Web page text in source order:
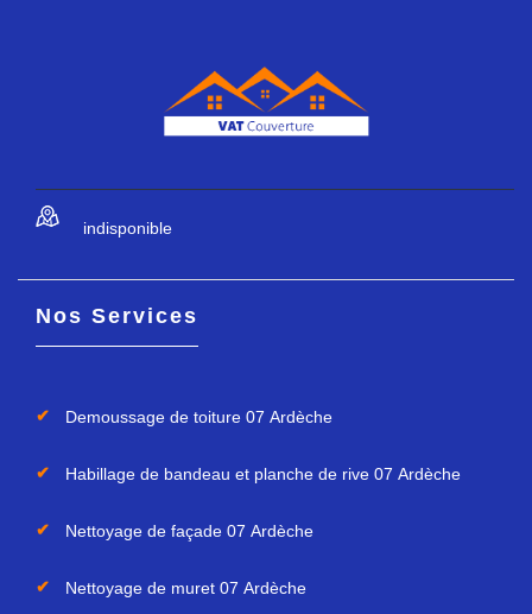
indisponible
Nos Services
Demoussage de toiture 07 Ardèche
Habillage de bandeau et planche de rive 07 Ardèche
Nettoyage de façade 07 Ardèche
Nettoyage de muret 07 Ardèche